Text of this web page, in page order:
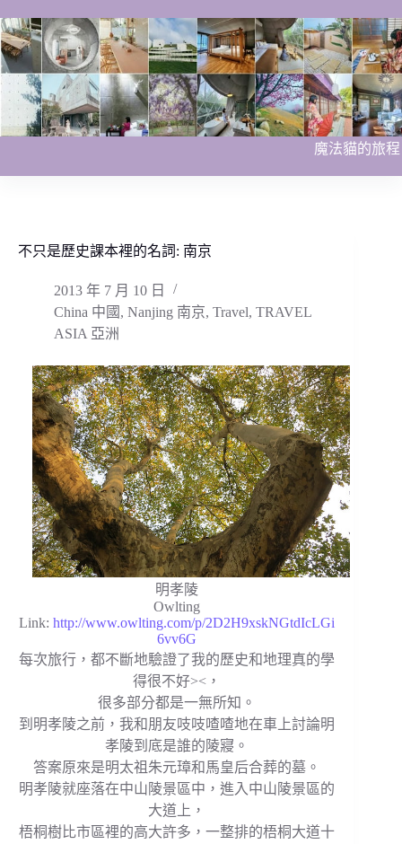
至
主
要
內
容
魔法貓的旅程
不只是歷史課本裡的名詞: 南京
2013 年 7 月 10 日
China 中國 , Nanjing 南京, Travel, TRAVEL
ASIA 亞洲
明孝陵
Owlting
Link:http://www.owlting.com/p/2D2H9xskNGtdIcLGi
6vv6G
每次旅行，都不斷地驗證了我的歷史和地理真的學
得很不好><，
很多部分都是一無所知。
到明孝陵之前，我和朋友吱吱喳喳地在車上討論明
孝陵到底是誰的陵寢。
答案原來是明太祖朱元璋和馬皇后合葬的墓。
明孝陵就座落在中山陵景區中，進入中山陵景區的
大道上，
梧桐樹比市區裡的高大許多，一整排的梧桐大道十